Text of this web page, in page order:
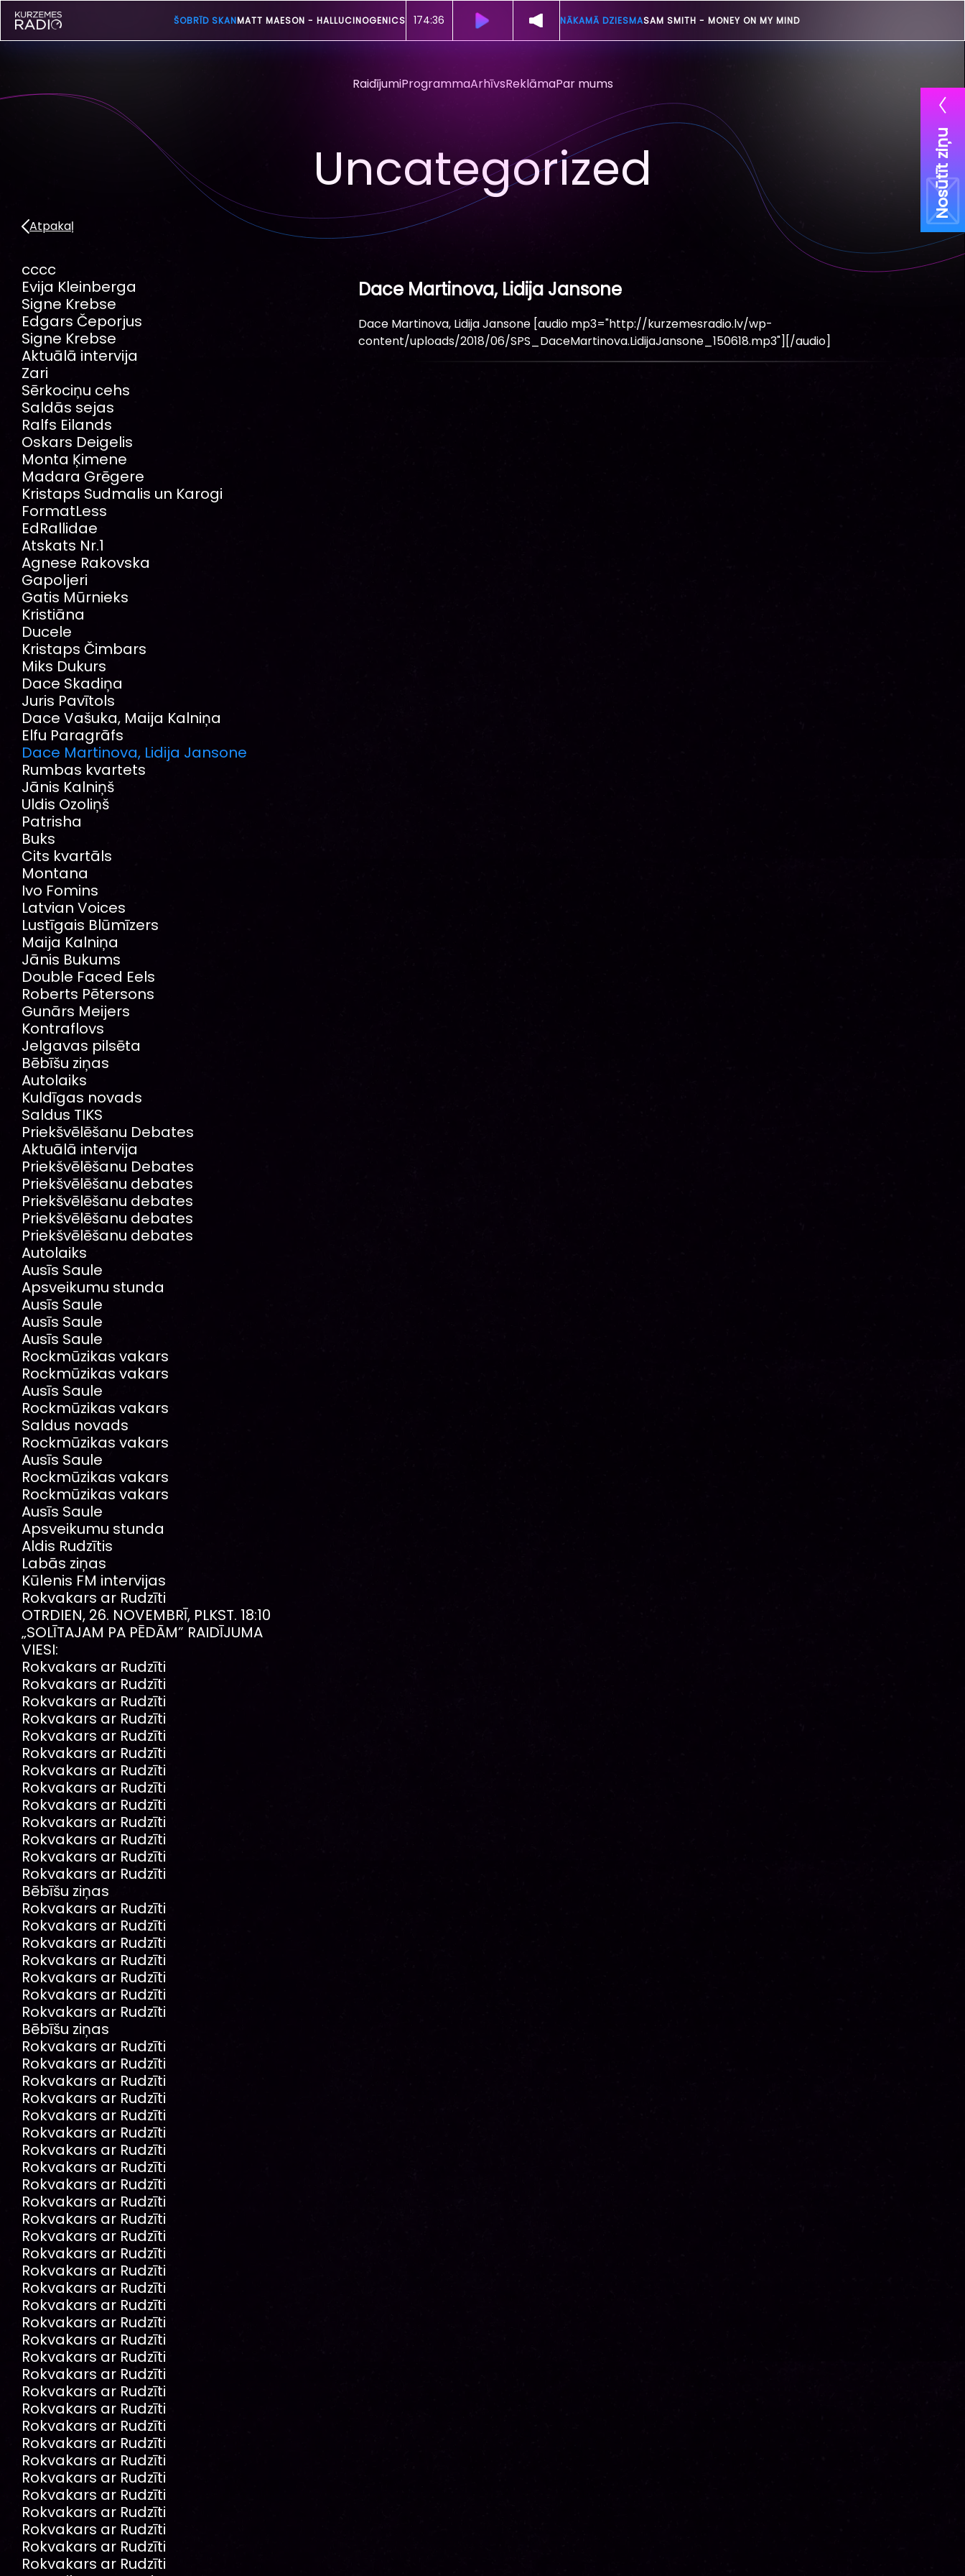
ŠOBRĪD SKAN KENNY LOGGINS -FOOTLOOSE 174:30 NĀKAMĀ DZIESMASAM SMITH - MONEY ON MY MIND
RaidījumiProgrammaArhīvsReklāmaPar mums
Nosūtīt ziņu
Uncategorized
Atpakaļ
cccc
Evija Kleinberga
Signe Krebse
Edgars Čeporjus
Signe Krebse
Aktuālā intervija
Zari
Sērkociņu cehs
Saldās sejas
Ralfs Eilands
Oskars Deigelis
Monta Ķimene
Madara Grēgere
Kristaps Sudmalis un Karogi
FormatLess
EdRallidae
Atskats Nr.1
Agnese Rakovska
Gapoljeri
Gatis Mūrnieks
Kristiāna
Ducele
Kristaps Čimbars
Miks Dukurs
Dace Skadiņa
Juris Pavītols
Dace Vašuka, Maija Kalniņa
Elfu Paragrāfs
Dace Martinova, Lidija Jansone
Rumbas kvartets
Jānis Kalniņš
Uldis Ozoliņš
Patrisha
Buks
Cits kvartāls
Montana
Ivo Fomins
Latvian Voices
Lustīgais Blūmīzers
Maija Kalniņa
Jānis Bukums
Double Faced Eels
Roberts Pētersons
Gunārs Meijers
Kontraflovs
Jelgavas pilsēta
Bēbīšu ziņas
Autolaiks
Kuldīgas novads
Saldus TIKS
Priekšvēlēšanu Debates
Aktuālā intervija
Priekšvēlēšanu Debates
Priekšvēlēšanu debates
Priekšvēlēšanu debates
Priekšvēlēšanu debates
Priekšvēlēšanu debates
Autolaiks
Ausīs Saule
Apsveikumu stunda
Ausīs Saule
Ausīs Saule
Ausīs Saule
Rockmūzikas vakars
Rockmūzikas vakars
Ausīs Saule
Rockmūzikas vakars
Saldus novads
Rockmūzikas vakars
Ausīs Saule
Rockmūzikas vakars
Rockmūzikas vakars
Ausīs Saule
Apsveikumu stunda
Aldis Rudzītis
Labās ziņas
Kūlenis FM intervijas
Rokvakars ar Rudzīti
OTRDIEN, 26. NOVEMBRĪ, PLKST. 18:10
„SOLĪTAJAM PA PĒDĀM” RAIDĪJUMA
VIESI:
Rokvakars ar Rudzīti
Rokvakars ar Rudzīti
Rokvakars ar Rudzīti
Rokvakars ar Rudzīti
Rokvakars ar Rudzīti
Rokvakars ar Rudzīti
Rokvakars ar Rudzīti
Rokvakars ar Rudzīti
Rokvakars ar Rudzīti
Rokvakars ar Rudzīti
Rokvakars ar Rudzīti
Rokvakars ar Rudzīti
Rokvakars ar Rudzīti
Bēbīšu ziņas
Rokvakars ar Rudzīti
Rokvakars ar Rudzīti
Rokvakars ar Rudzīti
Rokvakars ar Rudzīti
Rokvakars ar Rudzīti
Rokvakars ar Rudzīti
Rokvakars ar Rudzīti
Bēbīšu ziņas
Rokvakars ar Rudzīti
Rokvakars ar Rudzīti
Rokvakars ar Rudzīti
Rokvakars ar Rudzīti
Rokvakars ar Rudzīti
Rokvakars ar Rudzīti
Rokvakars ar Rudzīti
Rokvakars ar Rudzīti
Rokvakars ar Rudzīti
Rokvakars ar Rudzīti
Rokvakars ar Rudzīti
Rokvakars ar Rudzīti
Rokvakars ar Rudzīti
Rokvakars ar Rudzīti
Rokvakars ar Rudzīti
Rokvakars ar Rudzīti
Rokvakars ar Rudzīti
Rokvakars ar Rudzīti
Rokvakars ar Rudzīti
Rokvakars ar Rudzīti
Rokvakars ar Rudzīti
Rokvakars ar Rudzīti
Rokvakars ar Rudzīti
Rokvakars ar Rudzīti
Rokvakars ar Rudzīti
Rokvakars ar Rudzīti
Rokvakars ar Rudzīti
Rokvakars ar Rudzīti
Rokvakars ar Rudzīti
Rokvakars ar Rudzīti
Rokvakars ar Rudzīti
Dace Martinova, Lidija Jansone
Dace Martinova, Lidija Jansone [audio mp3="http://kurzemesradio.lv/wp-
content/uploads/2018/06/SPS_DaceMartinova.LidijaJansone_150618.mp3"][/audio]